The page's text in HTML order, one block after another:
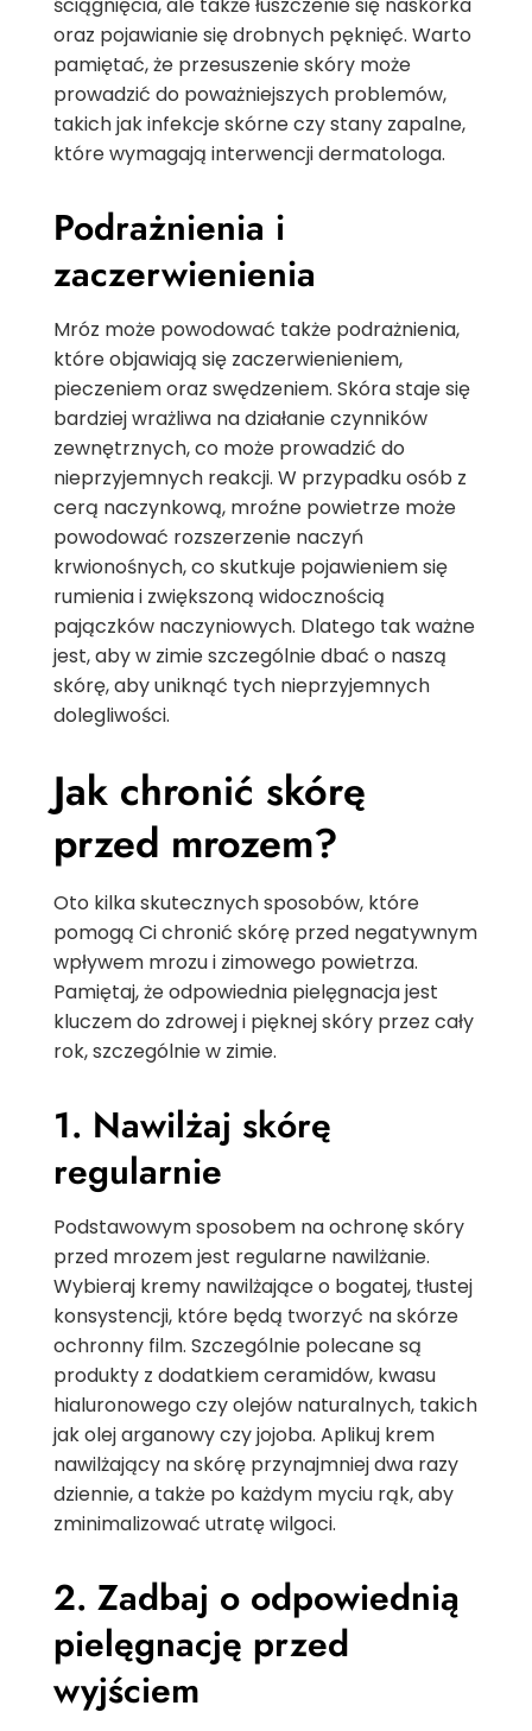
ściągnięcia, ale także łuszczenie się naskórka
oraz pojawianie się drobnych pęknięć. Warto
pamiętać, że przesuszenie skóry może
prowadzić do poważniejszych problemów,
takich jak infekcje skórne czy stany zapalne,
które wymagają interwencji dermatologa.
Podrażnienia i
zaczerwienienia
Mróz może powodować także podrażnienia,
które objawiają się zaczerwienieniem,
pieczeniem oraz swędzeniem. Skóra staje się
bardziej wrażliwa na działanie czynników
zewnętrznych, co może prowadzić do
nieprzyjemnych reakcji. W przypadku osób z
cerą naczynkową, mroźne powietrze może
powodować rozszerzenie naczyń
krwionośnych, co skutkuje pojawieniem się
rumienia i zwiększoną widocznością
pajączków naczyniowych. Dlatego tak ważne
jest, aby w zimie szczególnie dbać o naszą
skórę, aby uniknąć tych nieprzyjemnych
dolegliwości.
Jak chronić skórę
przed mrozem?
Oto kilka skutecznych sposobów, które
pomogą Ci chronić skórę przed negatywnym
wpływem mrozu i zimowego powietrza.
Pamiętaj, że odpowiednia pielęgnacja jest
kluczem do zdrowej i pięknej skóry przez cały
rok, szczególnie w zimie.
1. Nawilżaj skórę
regularnie
Podstawowym sposobem na ochronę skóry
przed mrozem jest regularne nawilżanie.
Wybieraj kremy nawilżające o bogatej, tłustej
konsystencji, które będą tworzyć na skórze
ochronny film. Szczególnie polecane są
produkty z dodatkiem ceramidów, kwasu
hialuronowego czy olejów naturalnych, takich
jak olej arganowy czy jojoba. Aplikuj krem
nawilżający na skórę przynajmniej dwa razy
dziennie, a także po każdym myciu rąk, aby
zminimalizować utratę wilgoci.
2. Zadbaj o odpowiednią
pielęgnację przed
wyjściem